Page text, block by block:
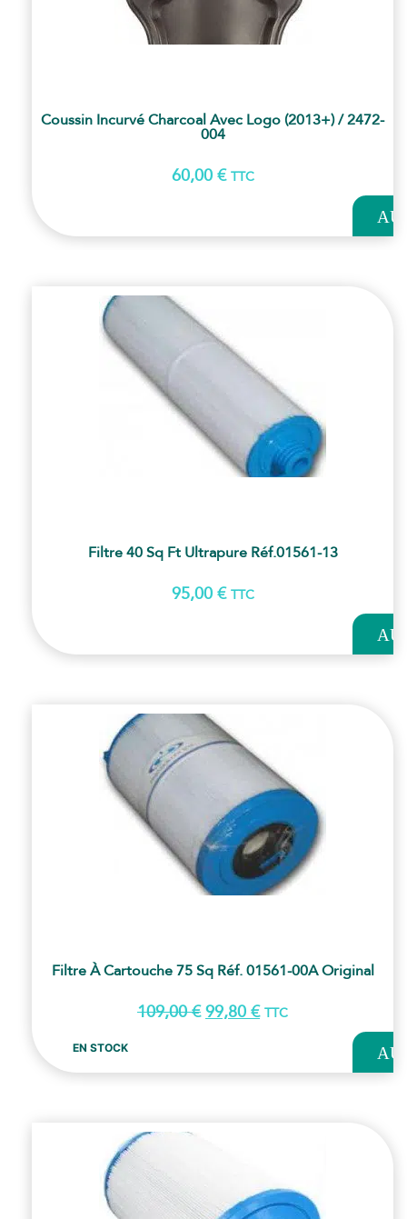
Coussin Incurvé Charcoal Avec Logo (2013+) / 2472-
004
60,00 € TTC
AU
Filtre 40 Sq Ft Ultrapure Réf.01561-13
95,00 € TTC
AU
Filtre À Cartouche 75 Sq Réf. 01561-00A Original
EN STOCK
109,00€ 99,80€ TTC
AU